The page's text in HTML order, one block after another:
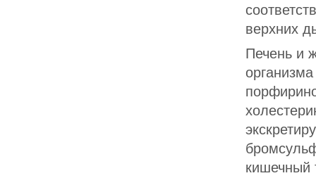
верхних
Печень и
кишечный